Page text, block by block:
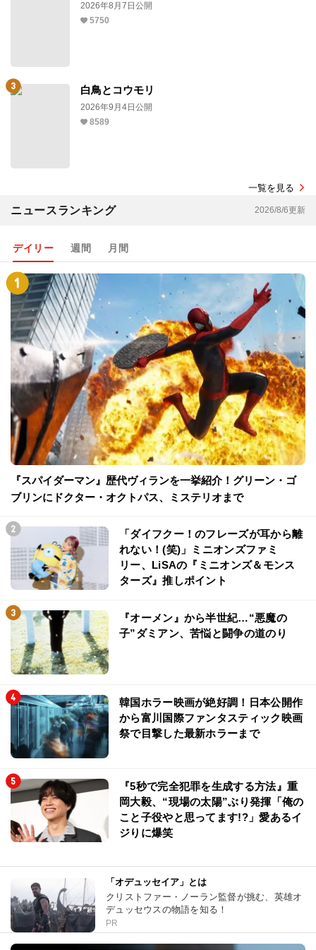
2026年8月7日公開
5750
白鳥とコウモリ
2026年9月4日公開
8589
一覧を見る
ニュースランキング 2026/8/6更新
デイリー 週間 月間
『スパイダーマン』歴代ヴィランを一挙紹介！グリーン・ゴ
ブリンにドクター・オクトパス、ミステリオまで
「ダイフクー！のフレーズが耳から離
れない！(笑)」ミニオンズファミ
リー、LiSAの『ミニオンズ＆モンス
ターズ』推しポイント
『オーメン』から半世紀…“悪魔の
子”ダミアン、苦悩と闘争の道のり
韓国ホラー映画が絶好調！日本公開作
から富川国際ファンタスティック映画
祭で目撃した最新ホラーまで
『5秒で完全犯罪を生成する方法』重
岡大毅、“現場の太陽”ぶり発揮「俺の
こと子役やと思ってます!?」愛あるイ
ジりに爆笑
「オデュッセイア」とは
クリストファー・ノーラン監督が挑む、英雄オ
デュッセウスの物語を知る！
PR